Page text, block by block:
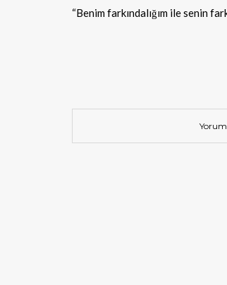
“Benim farkındalığım ile senin